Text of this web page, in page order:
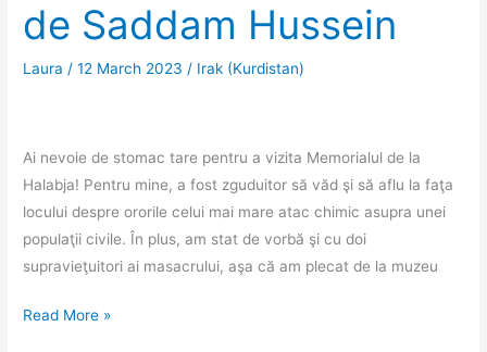
de Saddam Hussein
Laura/12 March 2023/ Irak (Kurdistan)
Ai nevoie de stomac tare pentru a vizita Memorialul de la
Halabja! Pentru mine, a fost zguduitor să văd şi să aflu la faţa
locului despre ororile celui mai mare atac chimic asupra unei
populaţii civile. În plus, am stat de vorbă şi cu doi
supravieţuitori ai masacrului, aşa că am plecat de la muzeu
Halabja
Read More »